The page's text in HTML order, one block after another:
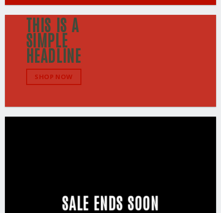
THIS IS A
SIMPLE
HEADLINE
SHOP NOW
SALE ENDS SOON